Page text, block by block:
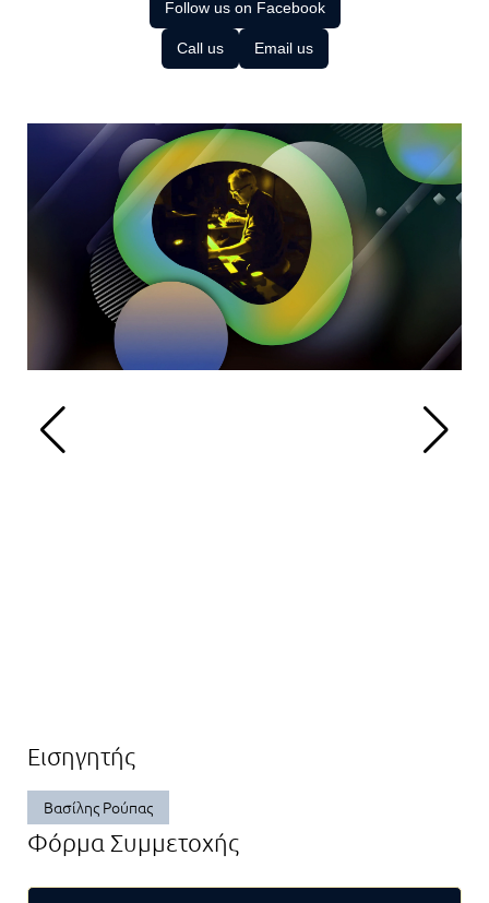
Follow us on Facebook
Call us Email us
Φόρμα Συμμετοχής
Εισηγητής
Βασίλης Ρούπας